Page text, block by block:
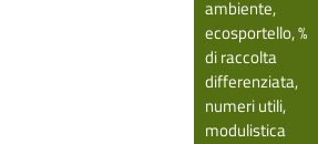
ambiente,
ecosportello, %
di raccolta
differenziata,
numeri utili,
modulistica